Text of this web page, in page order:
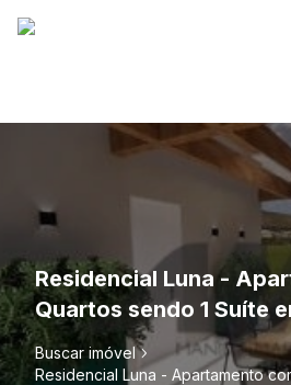
Residencial Luna -
Quartos sendo 1 Suíte
Buscar imóvel
Residencial Luna - Apartamento